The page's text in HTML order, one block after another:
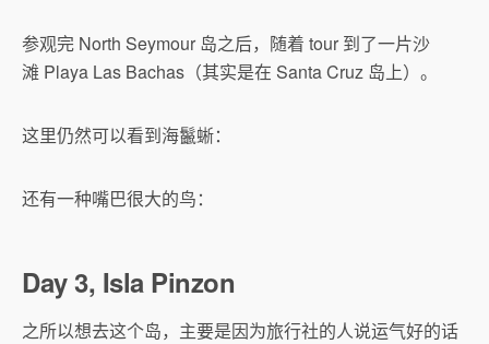
参观完 North Seymour 岛之后，随着 tour 到了一片沙
滩 Playa Las Bachas（其实是在 Santa Cruz 岛上）。
这里仍然可以看到海鬣蜥：
还有一种嘴巴很大的鸟：
Day 3, Isla Pinzon
之所以想去这个岛，主要是因为旅行社的人说运气好的话